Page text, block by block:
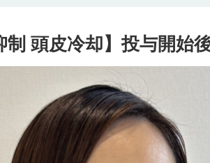
制 頭皮冷却】投与開始